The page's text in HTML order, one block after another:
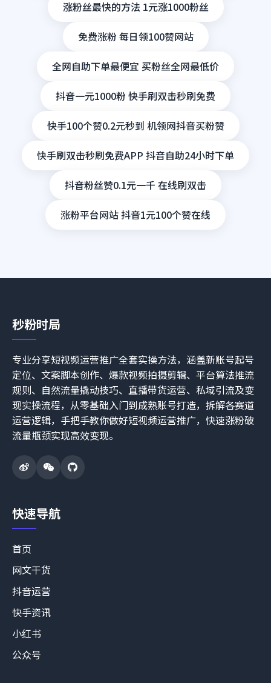
涨粉丝最快的方法 1元涨1000粉丝
免费涨粉 每日领100赞网站
全网自助下单最便宜 买粉丝全网最低价
抖音一元1000粉 快手刷双击秒刷免费
快手100个赞0.2元秒到 机领网抖音买粉赞
快手刷双击秒刷免费APP 抖音自助24小时下单
抖音粉丝赞0.1元一千 在线刷双击
涨粉平台网站 抖音1元100个赞在线
秒粉时局
专业分享短视频运营推广全套实操方法，涵盖新账号起号
定位、文案脚本创作、爆款视频拍摄剪辑、平台算法推流
规则、自然流量撬动技巧、直播带货运营、私域引流及变
现实操流程，从零基础入门到成熟账号打造，拆解各赛道
运营逻辑，手把手教你做好短视频运营推广，快速涨粉破
流量瓶颈实现高效变现。
快速导航
首页
网文干货
抖音运营
快手资讯
小红书
公众号